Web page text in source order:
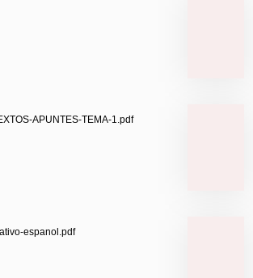
APUNTES-TEMA-1.pdf
espanol.pdf